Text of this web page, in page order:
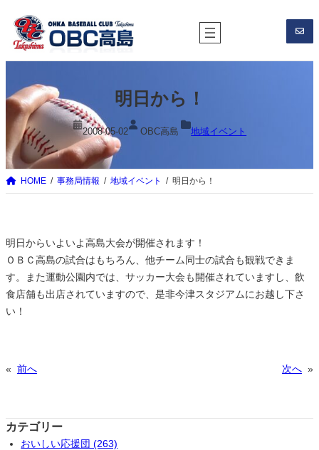
を
ス
ッ
明日から！
2008-05-02 OBC高島 地域イベント
HOME 事務局情報 地域イベント 明日から！
明日からいよいよ高島大会が開催されます！
ＯＢＣ高島の試合はもちろん、他チーム同士の試合も観戦できま
す。また運動公園内では、サッカー大会も開催されていますし、飲
食店舗も出店されていますので、是非今津スタジアムにお越し下さ
い！
« 前へ 次へ »
カテゴリー
おいしい応援団 (263)